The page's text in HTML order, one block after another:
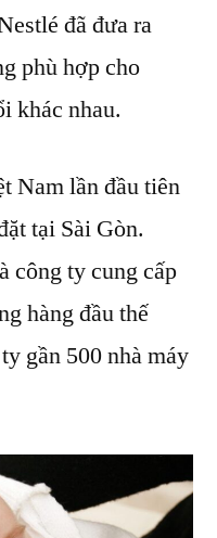
đã đưa ra
phù hợp cho
khác nhau.
Nam lần đầu tiên
tại Sài Gòn.
công ty cung cấp
hàng đầu thế
gần 500 nhà máy